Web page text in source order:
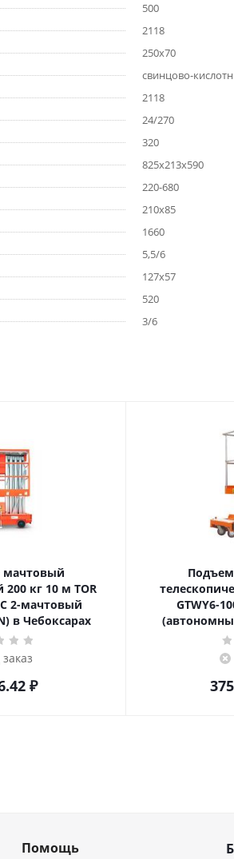
500
2118
250х70
cвинцово-
2118
24/270
320
825х213х590
220-680
210х85
1660
5,5/6
127х57
520
3/6
м TOR
2-мачтовый
в Чебоксарах
₽
телескопический
GTWY6-
Помощь